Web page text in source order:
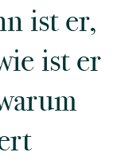
ist er,
ist er